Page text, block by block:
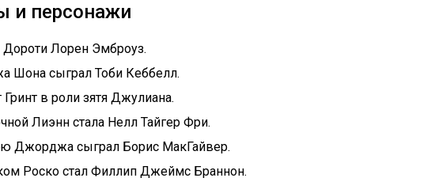
и персонажи
Дороти Лорен Эмброуз.
Шона сыграл Тоби Кеббелл.
Гринт в роли зятя Джулиана.
Лиэнн стала Нелл Тайгер Фри.
Джорджа сыграл Борис МакГайвер.
Роско стал Филлип Джеймс Браннон.